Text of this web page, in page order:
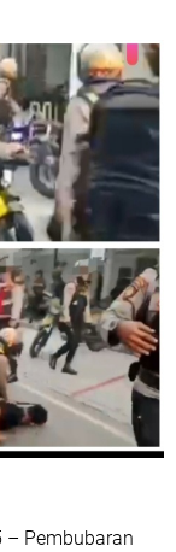
Teknis
Curanmor, Lakukan Aksi
Kereta Api di
dan Identifikasi
Berat yang
Dunia
di Tarogong
Diamankan
Cegah Kecelakaan
Gelar Operasi Miras di
– Pembubaran